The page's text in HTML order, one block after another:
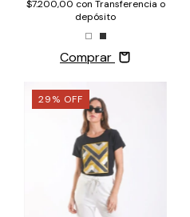
$7.200,00 con Transferencia o
depósito
Comprar
29% OFF